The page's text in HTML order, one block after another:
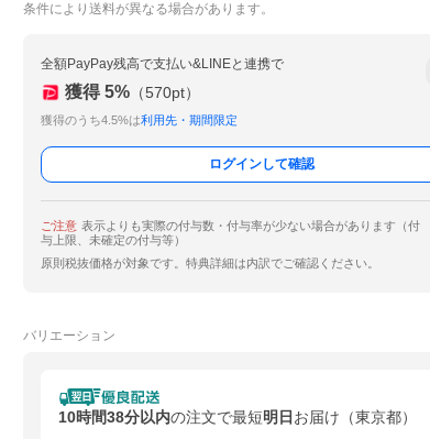
条件により送料が異なる場合があります。
全額PayPay残高で支払い&LINEと連携で
獲得 5% （570pt）
獲得のうち4.5%は利用先・期間限定
ログインして確認
ご注意 表示よりも実際の付与数・付与率が少ない場合があります（付
与上限、未確定の付与等）
原則税抜価格が対象です。特典詳細は内訳でご確認ください。
バリエーション
10時間38分以内の注文で最短明日 お届け（東京都）